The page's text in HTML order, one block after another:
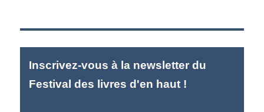
Inscrivez-vous à la newsletter du
Festival des livres d'en haut !